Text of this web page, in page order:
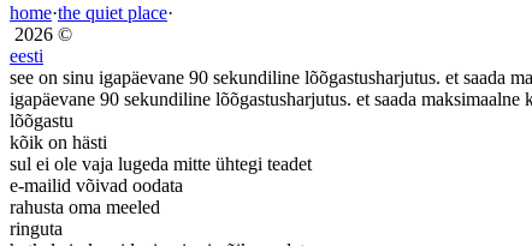
home·the quiet place·
2026 ©
eesti
see on sinu igapäevane 90 sekundiline lõõgastusharjutus. et saada
igapäevane 90 sekundiline lõõgastusharjutus. et saada
lõõgastu
kõik on hästi
sul ei ole vaja lugeda mitte ühtegi teadet
e-mailid võivad oodata
rahusta oma meeled
ringuta